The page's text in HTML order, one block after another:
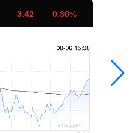
3.42 0.30%